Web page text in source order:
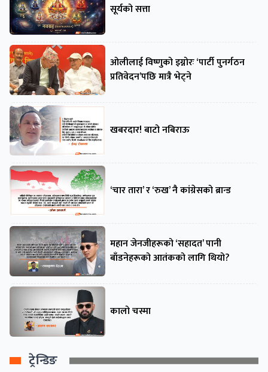
सूर्यको सत्ता
ओलीलाई विष्णुको इग्नोरः ‘पार्टी पुनर्गठन
प्रतिवेदन’पछि मात्रै भेट्ने
खबरदार! बाटो नबिराऊ
‘चार तारा’ र ‘रुख’ नै कांग्रेसको ब्रान्ड
महान जेनजीहरूको ‘सहादत’ पानी
बाँडनेहरूको आतंकको लागि थियो?
कालो चस्मा
ट्रेन्डिङ